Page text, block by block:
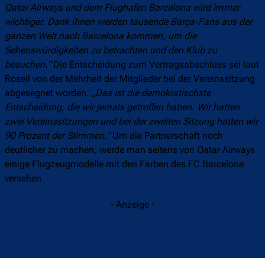
Qatar Airways und dem Flughafen Barcelona wird immer
wichtiger. Dank ihnen werden tausende Barça-Fans aus der
ganzen Welt nach Barcelona kommen, um die
Sehenswürdigkeiten zu betrachten und den Klub zu
besuchen.“Die Entscheidung zum Vertragsabschluss sei laut
Rosell von der Mehrheit der Mitglieder bei der Vereinssitzung
abgesegnet worden. „Das ist die demokratischste
Entscheidung, die wir jemals getroffen haben. Wir hatten
zwei Vereinssitzungen und bei der zweiten Sitzung hatten wir
90 Prozent der Stimmen.“Um die Partnerschaft noch
deutlicher zu machen, werde man seitens von Qatar Airways
einige Flugzeugmodelle mit den Farben des FC Barcelona
versehen.
- Anzeige -